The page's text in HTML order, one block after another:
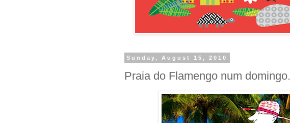
Sunday, August 15, 2010
Praia do Flamengo num domingo.